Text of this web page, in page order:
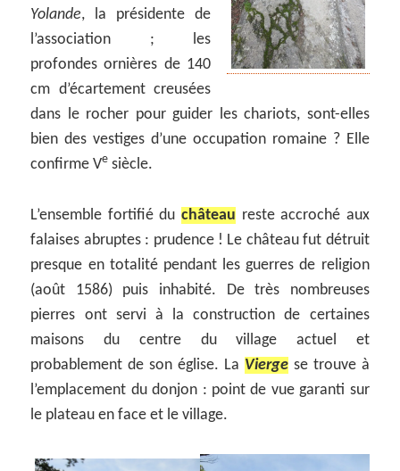
Yolande, la présidente de
l’association ; les
profondes ornières de 140
cm d’écartement creusées
dans le rocher pour guider les chariots, sont-elles
bien des vestiges d’une occupation romaine ? Elle
confirme Ve siècle.
L’ensemble fortifié du château reste accroché aux
falaises abruptes : prudence ! Le château fut détruit
presque en totalité pendant les guerres de religion
(août 1586) puis inhabité. De très nombreuses
pierres ont servi à la construction de certaines
maisons du centre du village actuel et
probablement de son église. La Viergese trouve à
l’emplacement du donjon : point de vue garanti sur
le plateau en face et le village.